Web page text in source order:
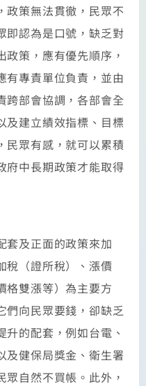
政策無法貫徹，民眾不
即認為是口號，缺乏對
策，應有優先順序，
有專責單位負責，並由
跨部會協調，各部會全
及建立績效指標、目標
民眾有感，就可以累積
府中長期政策才能取得
及正面的政策來加
稅（證所稅）、漲價
格雙漲等）為主要方
們向民眾要錢，卻缺乏
的配套，例如台電、
及健保局獎金、衛生署
自然不買帳。此外，